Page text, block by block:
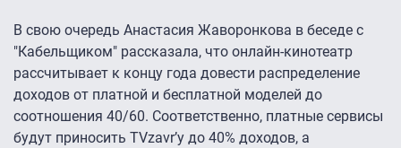
В свою очередь Анастасия Жаворонкова в беседе с
"Кабельщиком" рассказала, что онлайн-кинотеатр
рассчитывает к концу года довести распределение
доходов от платной и бесплатной моделей до
соотношения 40/60. Соответственно, платные сервисы
будут приносить TVzavr’у до 40% доходов, а